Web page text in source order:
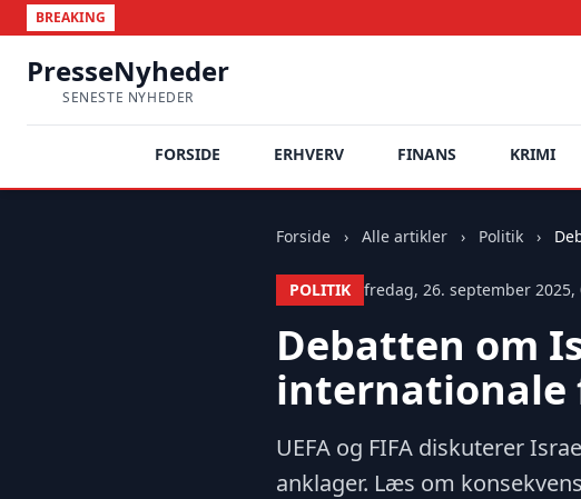
BREAKING
PresseNyheder
SENESTE NYHEDER
FORSIDE ERHVERV FINANS KRIMI
Forside › Alle artikler › Politik ›
POLITIK fredag, 26. september 2025,
Debatten om
UEFA og FIFA diskuterer
anklager. Læs om